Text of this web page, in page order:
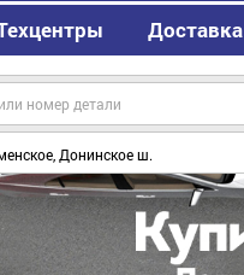
Доставка
Донинское ш.